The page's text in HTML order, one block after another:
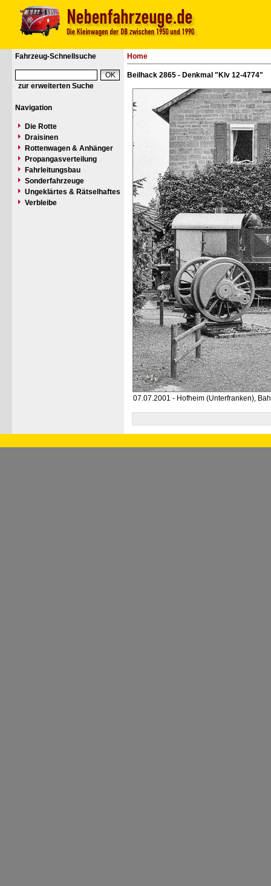
Fahrzeug-Schnellsuche
zur erweiterten Suche
Navigation
Die Rotte
Draisinen
Rottenwagen & Anhänger
Propangasverteilung
Fahrleitungsbau
Sonderfahrzeuge
Ungeklärtes & Rätselhaftes
Verbleibe
Home
Beilhack 2865 - Denkmal "Klv 12-4774"
07.07.2001 - Hofheim (Unterfranken),